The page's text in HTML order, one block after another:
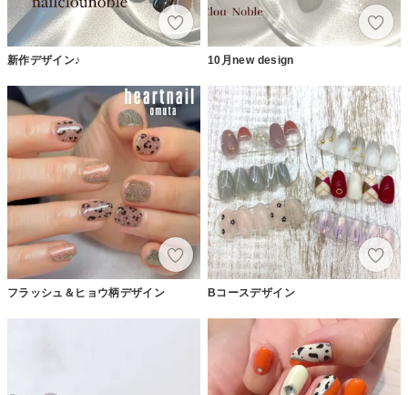
新作デザイン♪ 10月new design
フラッシュ＆ヒョウ柄デザイン Bコースデザイン